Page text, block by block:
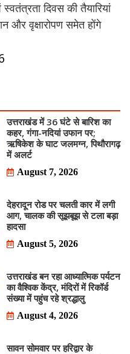
दिवस की तैयारियां
और वृक्षारोपण समेत होंगे
उत्तराखंड में 36 घंटे से बारिश का
कहर, गंगा-नदियां उफान पर;
ऋषिकेश के घाट जलमग्न, पिथौरागढ़
में अलर्ट
August 7, 2026
देहरादून रोड पर चलती कार में लगी
आग, चालक की सूझबूझ से टला बड़ा
हादसा
August 5, 2026
उत्तराखंड बन रहा आध्यात्मिक पर्यटन
का वैश्विक केंद्र, मंदिरों में रिकॉर्ड
संख्या में पहुंच रहे श्रद्धालु
August 4, 2026
सावन सोमवार पर हरिद्वार के